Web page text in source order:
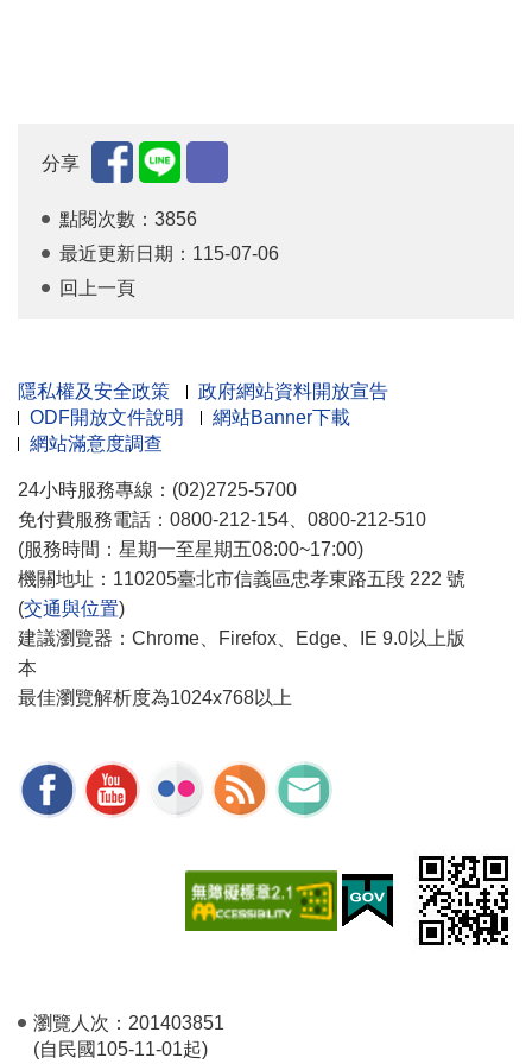
分享
點閱次數：3856
最近更新日期：115-07-06
回上一頁
隱私權及安全政策
政府網站資料開放宣告
ODF開放文件說明
網站Banner下載
網站滿意度調查
24小時服務專線：(02)2725-5700
免付費服務電話：0800-212-154、0800-212-510
(服務時間：星期一至星期五08:00~17:00)
機關地址：110205臺北市信義區忠孝東路五段 222 號
(交通與位置)
建議瀏覽器：Chrome、Firefox、Edge、IE 9.0以上版
本
最佳瀏覽解析度為1024x768以上
瀏覽人次： 201403851
(自民國105-11-01起)